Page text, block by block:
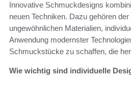
Innovative Schmuckdesigns
neuen Techniken. Dazu gehören
ungewöhnlichen Materialien,
Anwendung modernster
Schmuckstücke zu schaffen, die
Wie wichtig sind individuelle